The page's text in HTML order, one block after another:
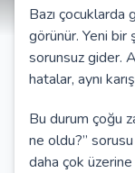
Bazı çocuklarda
görünür. Yeni
sorunsuz gider.
hatalar, aynı
Bu durum çoğu
ne oldu?” sorusu
daha çok